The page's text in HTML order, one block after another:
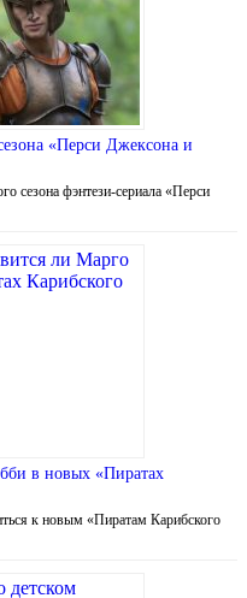
«Перси Джексона и
сезона фэнтези-сериала «Перси
в новых «Пиратах
к новым «Пиратам Карибского